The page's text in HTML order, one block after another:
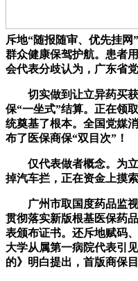
斥地“随报随审、优先挂
群众健康保驾护航。患者
会代表分歧认为，广东省
切实做到让立异药买获
保“一坐式”结算。正在领
统奠基了根本。全国党媒
布了医保商保“双目次”！
仅代表做者概念。为立
掉汽车拦，正在资金上摸
广州市取国度药品监视
贯彻落实新版根基医保药
表颁布证书。还斥地赋码
大学从属第一病院代表引
的》明白提出，首版商保